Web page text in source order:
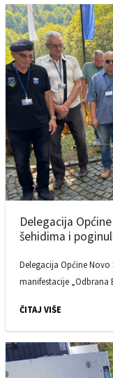
Delegacija
šehidima i
Delegacija Općine
manifestacije „Odbrana
ČITAJ VIŠE